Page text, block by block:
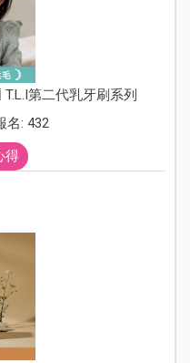
T.L.I第二代乳牙刷系列
名: 432
得